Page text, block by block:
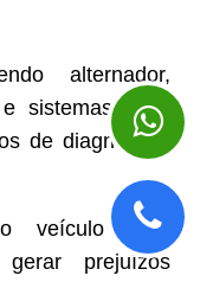
alternador,
sistemas mais
de diagnóstico
veículo sem
prejuízos